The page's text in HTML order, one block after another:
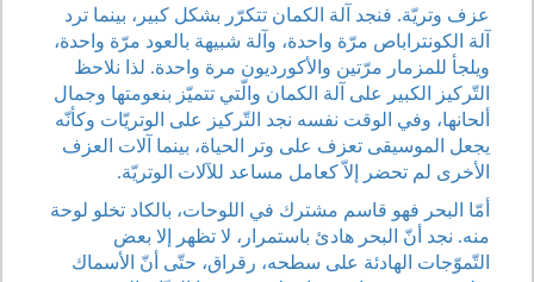
عزف وتريّة. فنجد آلة الكمان تتكرّر بشكل كبير، بينما ترد
آلة الكونتراباص مرّة واحدة، وآلة شبيهة بالعود مرّة واحدة،
ويلجأ للمزمار مرّتين والأكورديون مرة واحدة. لذا نلاحظ
التّركيز الكبير على آلة الكمان والّتي تتميّز بنعومتها وجمال
ألحانها، وفي الوقت نفسه نجد التّركيز على الوتريّات وكأنّه
يجعل الموسيقى تعزف على وتر الحياة، بينما آلات العزف
الأخرى لم تحضر إلاّ كعامل مساعد للآلات الوتريّة.
أمّا البحر فهو قاسم مشترك في اللوحات، بالكاد تخلو لوحة
منه. نجد أنّ البحر هادئ باستمرار، لا تظهر إلا بعض
التّموّجات الهادئة على سطحه، رقراق، حتّى أنّ الأسماك